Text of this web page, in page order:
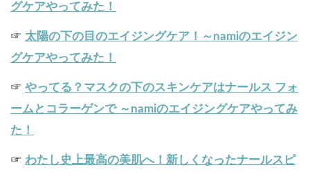
グケアやってみた！
☞ 太陽の下の目のエイジングケア！～namiのエイジン
グケアやってみた！
☞ やってる？マスクの下のスキンケアはナールス フォ
ームとコラーゲンで ～namiのエイジングケアやってみ
た！
☞ わたし史上最高の美肌へ！新しくなったナールスピ